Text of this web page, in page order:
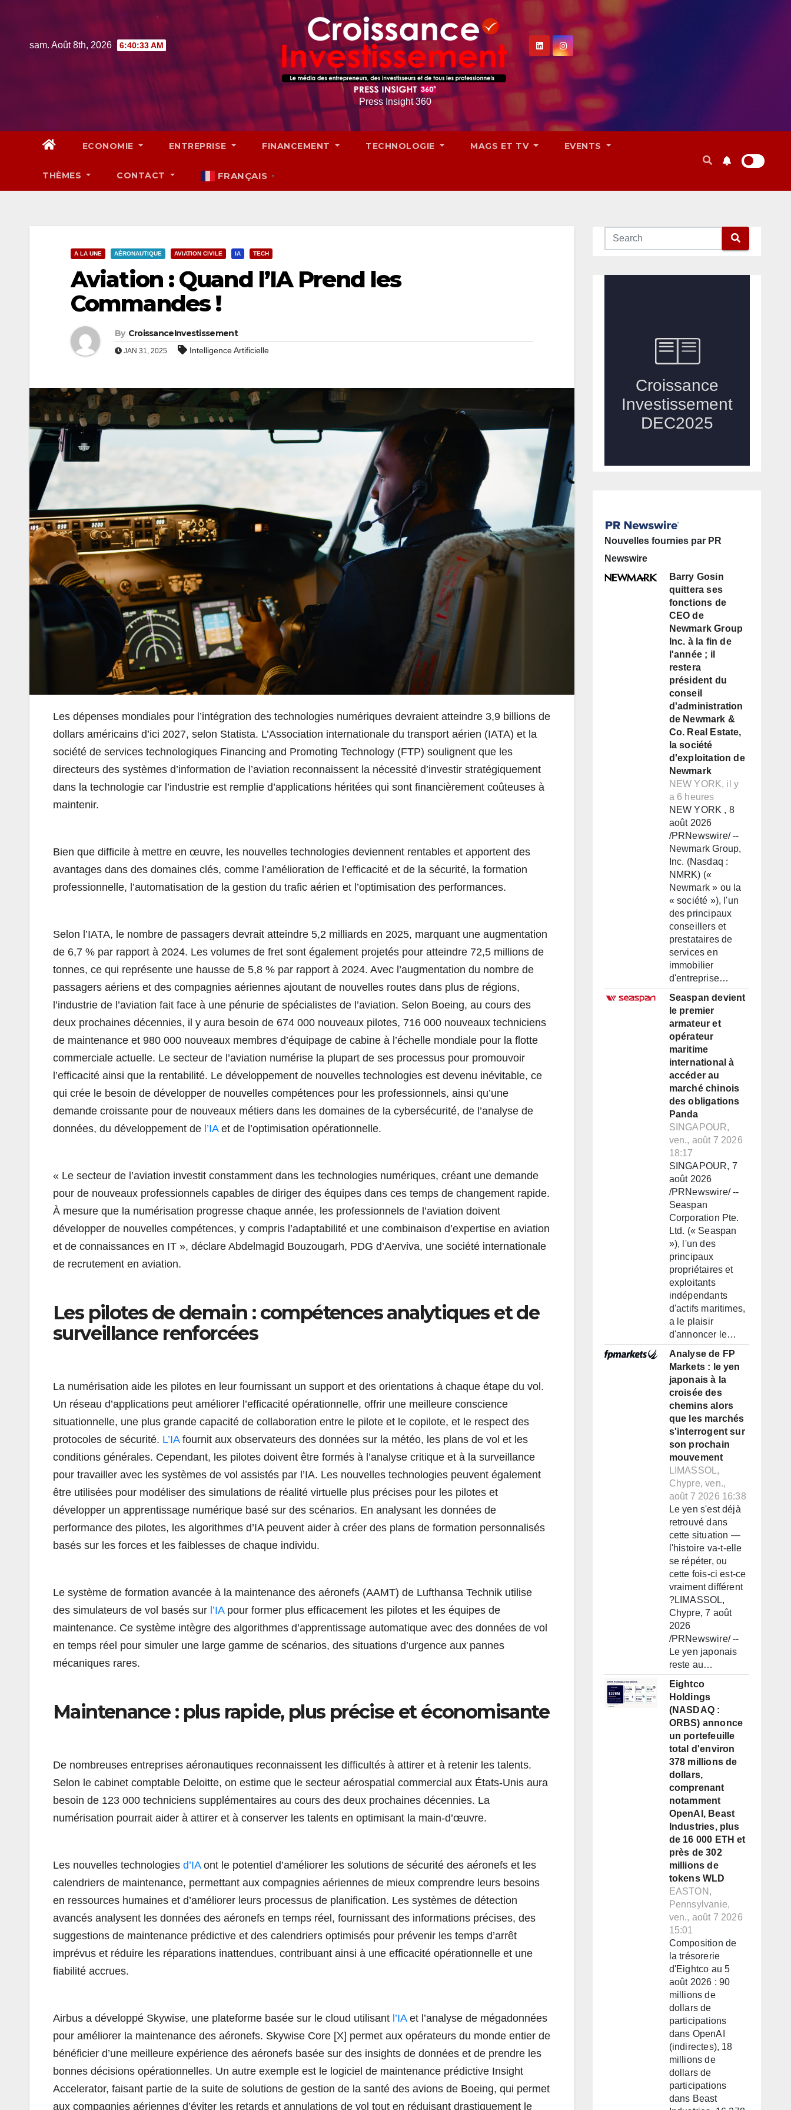
contentsam. Août 8th, 2026 6:40:34 AM
Press Insight 360
ECONOMIE ENTREPRISE FINANCEMENT TECHNOLOGIE MAGS ET TV EVENTS
THÈMES CONTACT FRANÇAIS ▼
A LA UNE AÉRONAUTIQUE AVIATION CIVILE IA TECH
Aviation : Quand l’IA Prend les
Commandes !
By CroissanceInvestissement
JAN 31, 2025 Intelligence Artificielle
Les dépenses mondiales pour l’intégration des technologies numériques devraient atteindre 3,9 billions de
dollars américains d’ici 2027, selon Statista. L’Association internationale du transport aérien (IATA) et la
société de services technologiques Financing and Promoting Technology (FTP) soulignent que les
directeurs des systèmes d’information de l’aviation reconnaissent la nécessité d’investir stratégiquement
dans la technologie car l’industrie est remplie d’applications héritées qui sont financièrement coûteuses à
maintenir.
Bien que difficile à mettre en œuvre, les nouvelles technologies deviennent rentables et apportent des
avantages dans des domaines clés, comme l’amélioration de l’efficacité et de la sécurité, la formation
professionnelle, l’automatisation de la gestion du trafic aérien et l’optimisation des performances.
Selon l’IATA, le nombre de passagers devrait atteindre 5,2 milliards en 2025, marquant une augmentation
de 6,7 % par rapport à 2024. Les volumes de fret sont également projetés pour atteindre 72,5 millions de
tonnes, ce qui représente une hausse de 5,8 % par rapport à 2024. Avec l’augmentation du nombre de
passagers aériens et des compagnies aériennes ajoutant de nouvelles routes dans plus de régions,
l’industrie de l’aviation fait face à une pénurie de spécialistes de l’aviation. Selon Boeing, au cours des
deux prochaines décennies, il y aura besoin de 674 000 nouveaux pilotes, 716 000 nouveaux techniciens
de maintenance et 980 000 nouveaux membres d’équipage de cabine à l’échelle mondiale pour la flotte
commerciale actuelle. Le secteur de l’aviation numérise la plupart de ses processus pour promouvoir
l’efficacité ainsi que la rentabilité. Le développement de nouvelles technologies est devenu inévitable, ce
qui crée le besoin de développer de nouvelles compétences pour les professionnels, ainsi qu’une
demande croissante pour de nouveaux métiers dans les domaines de la cybersécurité, de l’analyse de
données, du développement de l’IAet de l’optimisation opérationnelle.
« Le secteur de l’aviation investit constamment dans les technologies numériques, créant une demande
pour de nouveaux professionnels capables de diriger des équipes dans ces temps de changement rapide.
À mesure que la numérisation progresse chaque année, les professionnels de l’aviation doivent
développer de nouvelles compétences, y compris l’adaptabilité et une combinaison d’expertise en aviation
et de connaissances en IT », déclare Abdelmagid Bouzougarh, PDG d’Aerviva, une société internationale
de recrutement en aviation.
Les pilotes de demain : compétences analytiques et de
surveillance renforcées
La numérisation aide les pilotes en leur fournissant un support et des orientations à chaque étape du vol.
Un réseau d’applications peut améliorer l’efficacité opérationnelle, offrir une meilleure conscience
situationnelle, une plus grande capacité de collaboration entre le pilote et le copilote, et le respect des
protocoles de sécurité. L’IAfournit aux observateurs des données sur la météo, les plans de vol et les
conditions générales. Cependant, les pilotes doivent être formés à l’analyse critique et à la surveillance
pour travailler avec les systèmes de vol assistés par l’IA. Les nouvelles technologies peuvent également
être utilisées pour modéliser des simulations de réalité virtuelle plus précises pour les pilotes et
développer un apprentissage numérique basé sur des scénarios. En analysant les données de
performance des pilotes, les algorithmes d’IA peuvent aider à créer des plans de formation personnalisés
basés sur les forces et les faiblesses de chaque individu.
Le système de formation avancée à la maintenance des aéronefs (AAMT) de Lufthansa Technik utilise
des simulateurs de vol basés sur l’IApour former plus efficacement les pilotes et les équipes de
maintenance. Ce système intègre des algorithmes d’apprentissage automatique avec des données de vol
en temps réel pour simuler une large gamme de scénarios, des situations d’urgence aux pannes
mécaniques rares.
Maintenance : plus rapide, plus précise et économisante
De nombreuses entreprises aéronautiques reconnaissent les difficultés à attirer et à retenir les talents.
Selon le cabinet comptable Deloitte, on estime que le secteur aérospatial commercial aux États-Unis aura
besoin de 123 000 techniciens supplémentaires au cours des deux prochaines décennies. La
numérisation pourrait aider à attirer et à conserver les talents en optimisant la main-d’œuvre.
Les nouvelles technologies d’IAont le potentiel d’améliorer les solutions de sécurité des aéronefs et les
calendriers de maintenance, permettant aux compagnies aériennes de mieux comprendre leurs besoins
en ressources humaines et d’améliorer leurs processus de planification. Les systèmes de détection
avancés analysent les données des aéronefs en temps réel, fournissant des informations précises, des
suggestions de maintenance prédictive et des calendriers optimisés pour prévenir les temps d’arrêt
imprévus et réduire les réparations inattendues, contribuant ainsi à une efficacité opérationnelle et une
fiabilité accrues.
Airbus a développé Skywise, une plateforme basée sur le cloud utilisant l’IAet l’analyse de mégadonnées
pour améliorer la maintenance des aéronefs. Skywise Core [X] permet aux opérateurs du monde entier de
bénéficier d’une meilleure expérience des aéronefs basée sur des insights de données et de prendre les
bonnes décisions opérationnelles. Un autre exemple est le logiciel de maintenance prédictive Insight
Accelerator, faisant partie de la suite de solutions de gestion de la santé des avions de Boeing, qui permet
aux compagnies aériennes d’éviter les retards et annulations de vol tout en réduisant drastiquement le
Nouvelles fournies par PR
Newswire
Barry Gosin
quittera ses
fonctions de
CEO de
Newmark Group
Inc. à la fin de
l'année ; il
restera
président du
conseil
d'administration
de Newmark &
Co. Real Estate,
la société
d'exploitation de
Newmark
NEW YORK, il y
a 6 heures
NEW YORK , 8
août 2026
/PRNewswire/ --
Newmark Group,
Inc. (Nasdaq :
NMRK) («
Newmark » ou la
« société »), l'un
des principaux
conseillers et
prestataires de
services en
immobilier
d'entreprise…
Seaspan devient
le premier
armateur et
opérateur
maritime
international à
accéder au
marché chinois
des obligations
Panda
SINGAPOUR,
ven., août 7 2026
18:17
SINGAPOUR, 7
août 2026
/PRNewswire/ --
Seaspan
Corporation Pte.
Ltd. (« Seaspan
»), l'un des
principaux
propriétaires et
exploitants
indépendants
d'actifs maritimes,
a le plaisir
d'annoncer le…
Analyse de FP
Markets : le yen
japonais à la
croisée des
chemins alors
que les marchés
s'interrogent sur
son prochain
mouvement
LIMASSOL,
Chypre, ven.,
août 7 2026 16:38
Le yen s'est déjà
retrouvé dans
cette situation —
l'histoire va-t-elle
se répéter, ou
cette fois-ci est-ce
vraiment différent
?LIMASSOL,
Chypre, 7 août
2026
/PRNewswire/ --
Le yen japonais
reste au…
Eightco
Holdings
(NASDAQ :
ORBS) annonce
un portefeuille
total d'environ
378 millions de
dollars,
comprenant
notamment
OpenAI, Beast
Industries, plus
de 16 000 ETH et
près de 302
millions de
tokens WLD
EASTON,
Pennsylvanie,
ven., août 7 2026
15:01
Composition de
la trésorerie
d'Eightco au 5
août 2026 : 90
millions de
dollars de
participations
dans OpenAI
(indirectes), 18
millions de
dollars de
participations
dans Beast